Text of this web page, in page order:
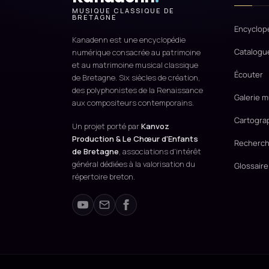
MUSIQUE CLASSIQUE DE
BRETAGNE
Kanadenn est une encyclopédie
numérique consacrée au patrimoine
et au matrimoine musical classique
de Bretagne. Six siècles de création,
des polyphonistes de la Renaissance
aux compositeurs contemporains.
Un projet porté parKanvoz
Production & Le Chœur d'Enfants
de Bretagne, associations d'intérêt
général dédiées à la valorisation du
répertoire breton.
Écouter
Galerie
Glossaire